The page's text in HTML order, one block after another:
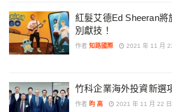
紅髮艾德Ed Sheeran
別獻技！
作者 知路國際 2021 年 11 月
竹科企業海外投資新選
作者 昀 高 2021 年 11 月 22 日